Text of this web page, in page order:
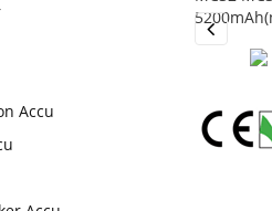
Accu
Previous